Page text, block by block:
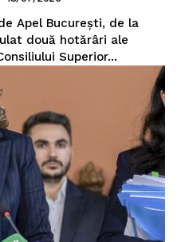
Apel București, de la
două hotărâri ale
Superior...